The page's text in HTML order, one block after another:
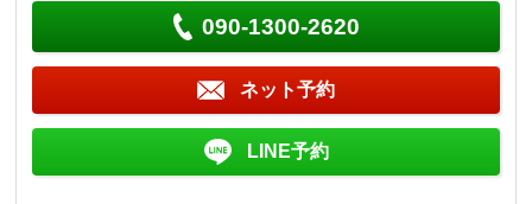
090-1300-2620
ネット予約
LINE予約